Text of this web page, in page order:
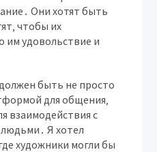
Они хотят быть
чтобы их
им удовольствие и
быть не просто
для общения‚
взаимодействия с
Я хотел
художники могли бы